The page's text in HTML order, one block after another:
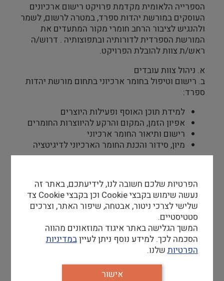
הספרייה הלאומית מקדמת פרויקט רישום ארכיונים
העוסקים במורשת יהדות ספרד, במטרה לרשום, לשמר
ולהנגיש לציבור הרחב חומרי מקור המתעדים את
המורשת הספרדית לדורותיה ובתפוצותיה . דרוש/ה
ראש/ת צוות להובלת הפרויקט.
א. ניהול צוות עובדים
ב. רישום וטיפול בחומר ארכיוני בתחום מורשת יהדות
ספרד:
למידת תוכן האוסף ופעילות היוצרים
אפיון הזמן, המקום והרקע להיווצרות החומרים
רישום ותיאור החומר ארכיוני
מיון, סידור והכנת החומר הארכיוני לדיגיטציה
ד. עמידה ביעדים כמותיים ובלוחות זמנים
דרישות סף
תואר אקדמי בתחומים רלוונטיים: היסטוריה,
ספרות, מדעי הרוח (ניסיון רלוונטי אחר ישקל
הפרטיות שלכם חשובה לנו, לידיעתכם, באתר זה
נעשה שימוש בקבצי Cookie וכן בקבצי Cookie צד
שלישי לצרכי ניטור, אבטחה, שיפור האתר, וצרכים
סטטיסטיים.
המשך הגלישה באתר איגוד המוזאונים מהווה
הסכמה לכך. למידע נוסף ניתן לעייןבמדיניות
הפרטיותשלנו.
אישור